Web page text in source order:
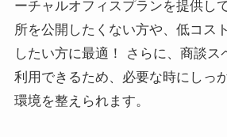
ーチャルオフィスプランを提供し
所を公開したくない方や、低コス
したい方に最適！ さらに、商談ス
利用できるため、必要な時にしっ
環境を整えられます。